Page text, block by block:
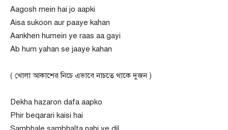
Aagosh mein hai jo aapki
Aisa sukoon aur paaye kahan
Aankhen humein ye raas aa gayi
Ab hum yahan se jaaye kahan
( খোলা আকাশের নিচে এভাবে নাচতে থাকে দুজন )
Dekha hazaron dafa aapko
Phir beqarari kaisi hai